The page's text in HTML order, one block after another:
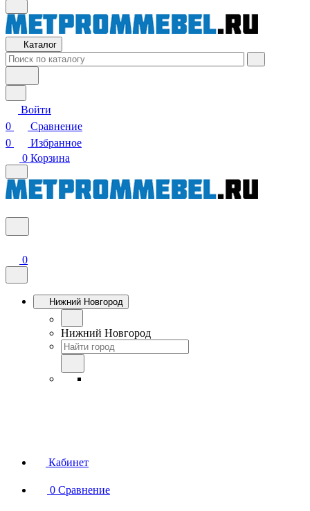
Каталог
Войти
0
Сравнение
0
Избранное
0 Корзина
0
Нижний Новгород
Нижний Новгород
Кабинет
0 Сравнение